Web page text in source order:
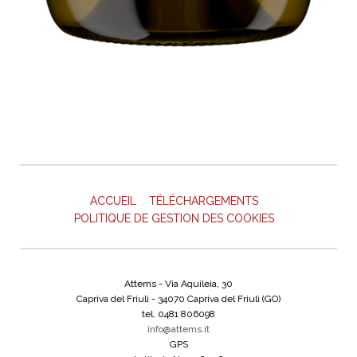
ACCUEIL
TÉLÉCHARGEMENTS
POLITIQUE DE GESTION DES COOKIES
Attems - Via Aquileia, 30
Capriva del Friuli - 34070 Capriva del Friuli (GO)
tel. 0481 806098
info@attems.it
GPS